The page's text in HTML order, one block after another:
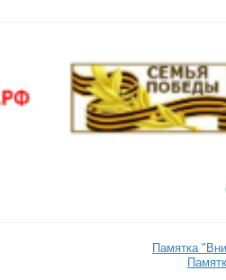
Памятка